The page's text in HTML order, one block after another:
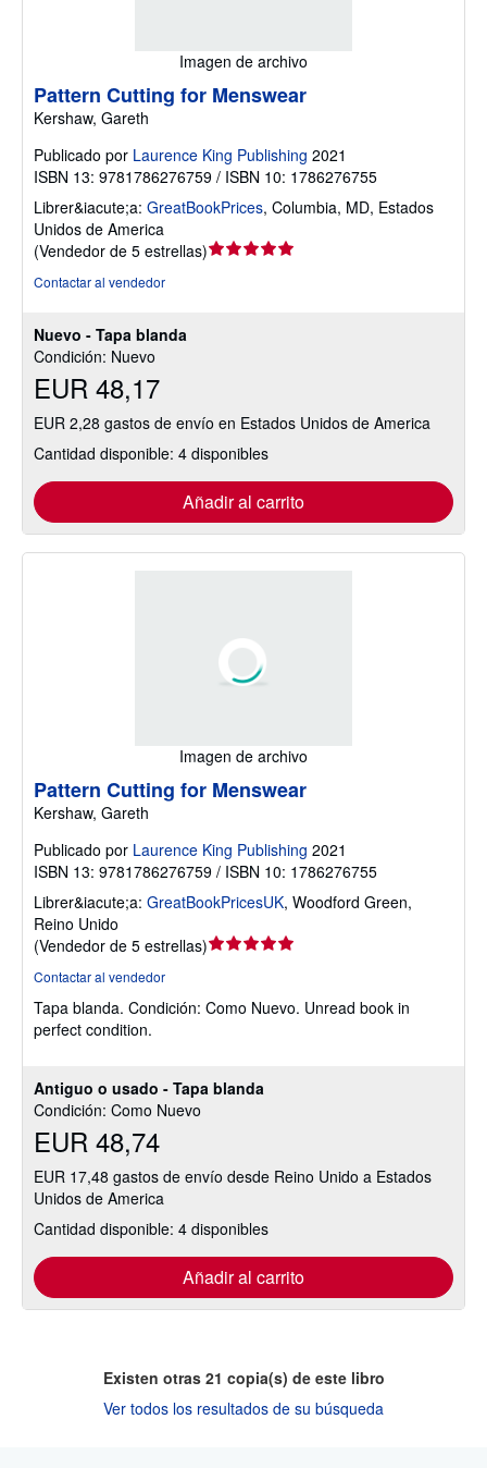
Imagen de archivo
Nuevo - Tapa blanda
Condición: Nuevo
EUR 48,17
EUR 2,28 gastos de envío en Estados Unidos de America
Cantidad disponible: 4 disponibles
Añadir al carrito
Pattern Cutting for Menswear
Kershaw, Gareth
Publicado por Laurence King Publishing 2021
ISBN 13: 9781786276759 / ISBN 10: 1786276755
Librer&iacute;a: GreatBookPrices, Columbia, MD, Estados
Unidos de America
(Vendedor de 5 estrellas)Calificación
Contactar al vendedor
Imagen de archivo
Antiguo o usado - Tapa blanda
Condición: Como Nuevo
EUR 48,74
EUR 17,48 gastos de envío desde Reino Unido a Estados
Unidos de America
Cantidad disponible: 4 disponibles
Añadir al carrito
Pattern Cutting for Menswear
Kershaw, Gareth
Publicado por Laurence King Publishing 2021
ISBN 13: 9781786276759 / ISBN 10: 1786276755
Librer&iacute;a: GreatBookPricesUK, Woodford Green,
Reino Unido
(Vendedor de 5 estrellas)Calificación
5
Contactar al vendedor
Tapa blanda. Condición: Como Nuevo. Unread book in
perfect condition.
Existen otras 21 copia(s) de este libro
Ver todos los resultados de su búsqueda